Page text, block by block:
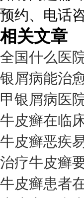
预约、电话
相关文章
全国什么医
银屑病能治
甲银屑病医
牛皮癣在临
牛皮癣恶疾
治疗牛皮癣
牛皮癣患者